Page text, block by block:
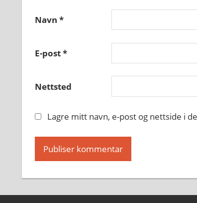
Navn *
E-post*
Nettsted
Lagre mitt navn, e-post og nettside i